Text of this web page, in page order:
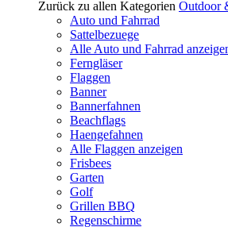
Zurück zu allen Kategorien Outdoor
Auto und Fahrrad
Sattelbezuege
Alle Auto und Fahrrad
Ferngläser
Flaggen
Banner
Bannerfahnen
Beachflags
Haengefahnen
Alle Flaggen anzeigen
Frisbees
Garten
Golf
Grillen BBQ
Regenschirme